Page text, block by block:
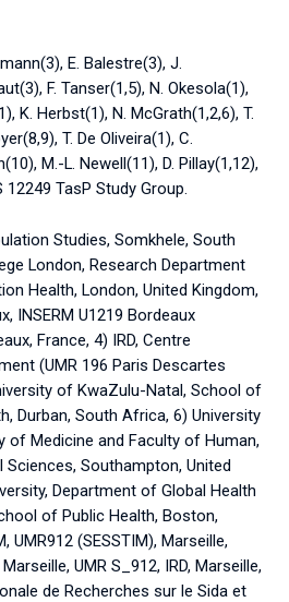
E. Balestre(3), J.
F. Tanser(1,5), N. Okesola(1),
K. Herbst(1), N. McGrath(1,2,6), T.
T. De Oliveira(1), C.
M.-L. Newell(11), D. Pillay(1,12),
12249 TasP Study Group.
Studies, Somkhele, South
London, Research Department
Health, London, United Kingdom,
INSERM U1219 Bordeaux
France, 4) IRD, Centre
(UMR 196 Paris Descartes
of KwaZulu-Natal, School of
Durban, South Africa, 6) University
of Medicine and Faculty of Human,
Southampton, United
Department of Global Health
of Public Health, Boston,
UMR912 (SESSTIM), Marseille,
UMR S_912, IRD, Marseille,
de Recherches sur le Sida et